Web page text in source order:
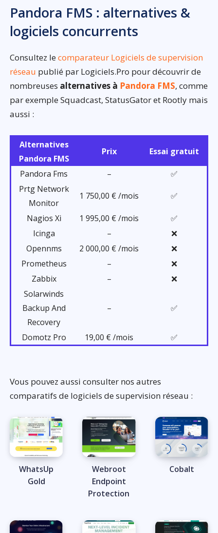
Pandora FMS : alternatives &
logiciels concurrents
Consultez lecomparateur Logiciels de supervision
réseau publié par Logiciels.Pro pour découvrir de
nombreuses alternatives à Pandora FMS, comme
par exemple Squadcast, StatusGator et Rootly mais
aussi :
Alternatives
Pandora FMS
Prix Essai gratuit
Pandora Fms –
✅
Prtg Network
Monitor
1 750,00 € /mois ✅
Nagios Xi 1 995,00 € /mois
✅
Icinga
–
❌
Opennms
2 000,00 € /mois
❌
Prometheus
–
❌
Zabbix
–
❌
Solarwinds
Backup And
Recovery
– ✅
Domotz Pro 19,00 € /mois ✅
Vous pouvez aussi consulter nos autres
comparatifs de logiciels de supervision réseau :
WhatsUp
Gold
Webroot
Endpoint
Protection
Cobalt